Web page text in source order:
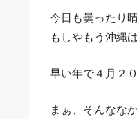
今日も曇ったり
もしやもう沖縄
早い年で４月２
まぁ、そんなな